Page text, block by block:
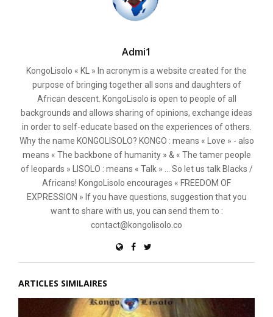
Admi1
KongoLisolo « KL » In acronym is a website created for the
purpose of bringing together all sons and daughters of
African descent. KongoLisolo is open to people of all
backgrounds and allows sharing of opinions, exchange ideas
in order to self-educate based on the experiences of others.
Why the name KONGOLISOLO? KONGO : means « Love » - also
means « The backbone of humanity » & « The tamer people
of leopards » LISOLO : means « Talk » ... So let us talk Blacks /
Africans! KongoLisolo encourages « FREEDOM OF
EXPRESSION » If you have questions, suggestion that you
want to share with us, you can send them to :
contact@kongolisolo.co
ARTICLES SIMILAIRES